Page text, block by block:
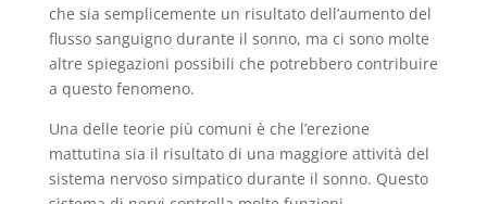
che sia semplicemente un risultato dell’aumento del
flusso sanguigno durante il sonno, ma ci sono molte
altre spiegazioni possibili che potrebbero contribuire
a questo fenomeno.
Una delle teorie più comuni è che l’erezione
mattutina sia il risultato di una maggiore attività del
sistema nervoso simpatico durante il sonno. Questo